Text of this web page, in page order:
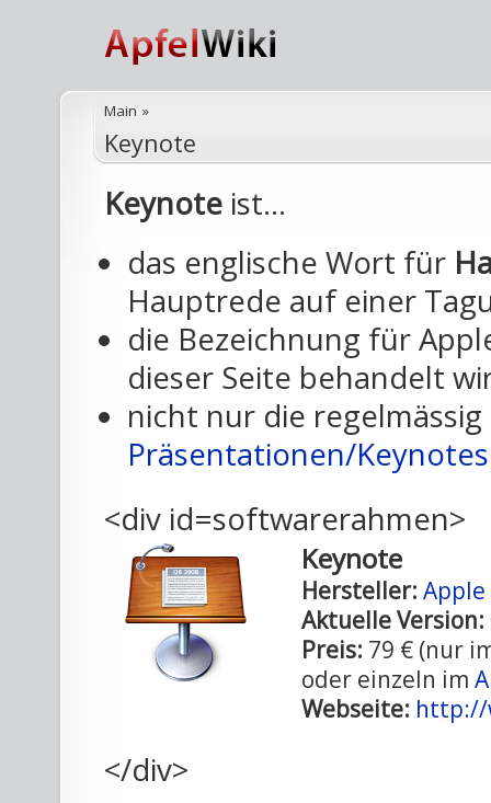
Main »
Keynote
Keynote ist...
das englische Wort für
Hauptrede auf einer
die Bezeichnung für
dieser Seite behandelt
nicht nur die
Präsentationen/Keynotes
<div id=softwarerahmen>
Keynote
Hersteller: Apple
Aktuelle Version:
Preis: 79 € (nur
oder einzeln im
Webseite: http://
</div>